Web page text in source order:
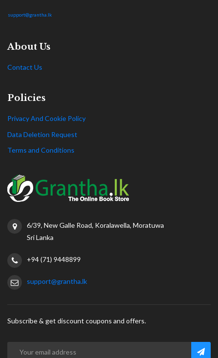
support@grantha.lk
About Us
Contact Us
Policies
Privacy And Cookie Policy
Data Deletion Request
Terms and Conditions
6/39, New Galle Road, Koralawella, Moratuwa
Sri Lanka
+94 (71) 9448899
support@grantha.lk
Subscribe & get discount coupons and offers.